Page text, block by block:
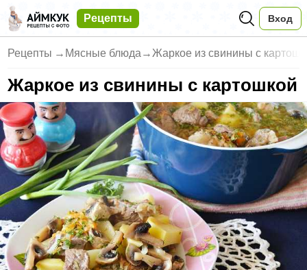
Рецепты Вход
Рецепты → Мясные блюда → Жаркое из свинины с
Жаркое из свинины с картошкой